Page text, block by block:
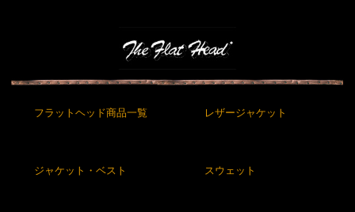
フラットヘッド商品一覧 レザージャケット
ジャケット・ベスト スウェット